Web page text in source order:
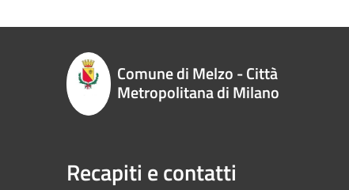
Comune di Melzo - Città
Metropolitana di Milano
Recapiti e contatti